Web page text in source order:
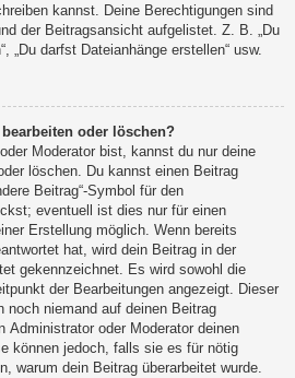
kannst. Deine Berechtigungen sind
der Beitragsansicht aufgelistet. Z. B. „Du
„Du darfst Dateianhänge erstellen“ usw.
oder löschen?
Moderator bist, kannst du nur deine
löschen. Du kannst einen Beitrag
Beitrag“-Symbol für den
eventuell ist dies nur für einen
Erstellung möglich. Wenn bereits
hat, wird dein Beitrag in der
gekennzeichnet. Es wird sowohl die
der Bearbeitungen angezeigt. Dieser
noch niemand auf deinen Beitrag
Administrator oder Moderator deinen
können jedoch, falls sie es für nötig
warum dein Beitrag überarbeitet wurde.